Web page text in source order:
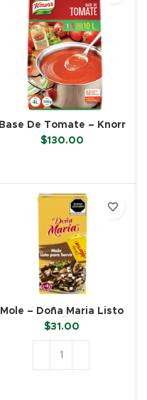
Base De Tomate – Knorr
(500 g)
$130.00
Mole – Doña Maria Listo
para Servir (360 g)
$31.00